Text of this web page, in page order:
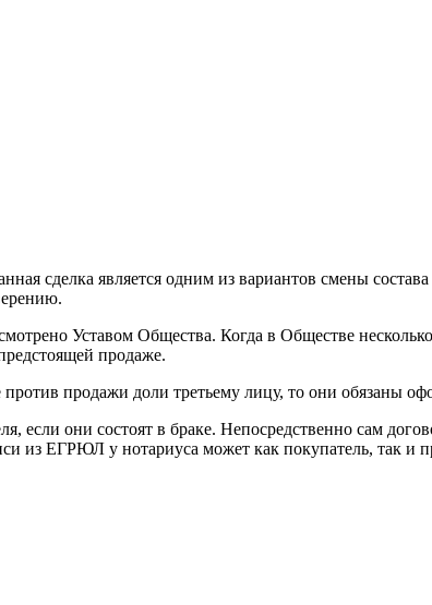
сделка является одним из вариантов смены
Уставом Общества. Когда в Обществе несколько
продаже.
продажи доли третьему лицу, то они обязаны
если они состоят в браке. Непосредственно сам
из ЕГРЮЛ у нотариуса может как покупатель, так и